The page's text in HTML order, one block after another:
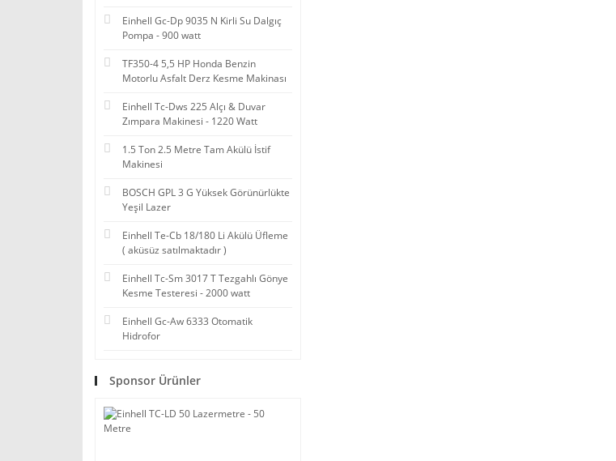
Einhell Gc-Dp 9035 N Kirli Su Dalgıç
Pompa - 900 watt
TF350-4 5,5 HP Honda Benzin
Motorlu Asfalt Derz Kesme Makinası
Einhell Tc-Dws 225 Alçı & Duvar
Zımpara Makinesi - 1220 Watt
1.5 Ton 2.5 Metre Tam Akülü İstif
Makinesi
BOSCH GPL 3 G Yüksek Görünürlükte
Yeşil Lazer
Einhell Te-Cb 18/180 Li Akülü Üfleme
( aküsüz satılmaktadır )
Einhell Tc-Sm 3017 T Tezgahlı Gönye
Kesme Testeresi - 2000 watt
Einhell Gc-Aw 6333 Otomatik
Hidrofor
Sponsor Ürünler